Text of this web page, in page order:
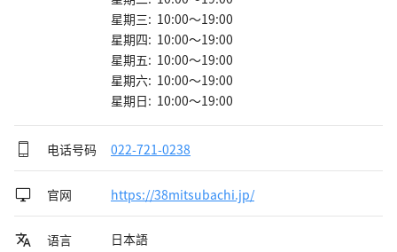
星期三: 10:00～19:00
星期四: 10:00～19:00
星期五: 10:00～19:00
星期六: 10:00～19:00
星期日: 10:00～19:00
电话号码 022-721-0238
官网 https://38mitsubachi.jp/
语言 日本語